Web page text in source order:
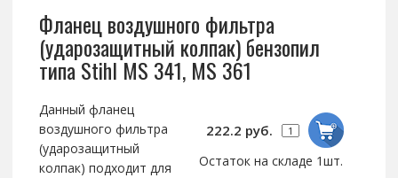
Фланец воздушного фильтра
(ударозащитный колпак) бензопил
типа Stihl MS 341, MS 361
222.2 руб.
Остаток на складе 1шт.
Данный фланец
воздушного фильтра
(ударозащитный
колпак) подходит для